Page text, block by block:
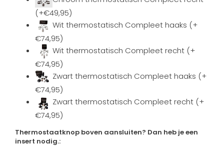
(+€49,95)
Wit thermostatisch Compleet haaks (+
€74,95)
Wit thermostatisch Compleet recht (+
€74,95)
Zwart thermostatisch Compleet haaks (+
€74,95)
Zwart thermostatisch Compleet recht (+
€74,95)
Thermostaatknop boven aansluiten? Dan heb je een
insert nodig.: